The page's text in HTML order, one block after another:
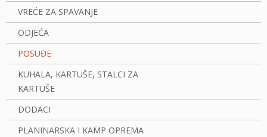
VREĆE ZA SPAVANJE
ODJEĆA
POSUĐE
KUHALA, KARTUŠE, STALCI ZA
KARTUŠE
DODACI
PLANINARSKA I KAMP OPREMA